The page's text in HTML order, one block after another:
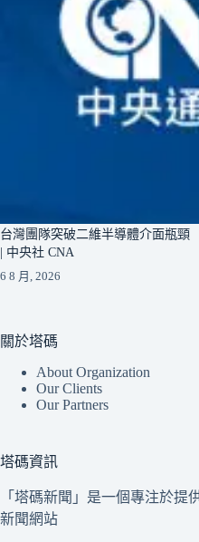
台灣團隊突破二維半導體介面瓶
| 中央社 CNA
6 8 月, 2026
關於塔碼
About Organization
Our Clients
Our Partners
塔碼資訊
「塔碼新聞」是一個專注於提
新聞網站